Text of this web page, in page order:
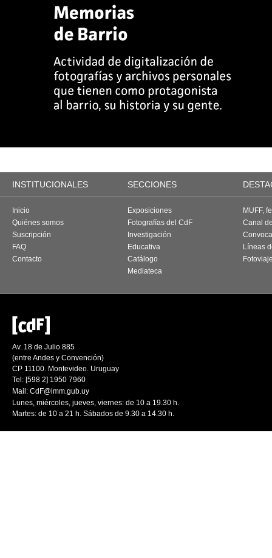
INSTITUCIONALES SECCIONES
Inicio
Quiénes somos
Suscripción
FAQ
Contacto
Exposiciones
Fotografías del CdF
Investigación
Educativa
Catálogo
Mediateca
MUFF,
Canal
Líneas
Av. 18 de Julio 885
(entre Andes y Convención)
CP 11100. Montevideo. Uruguay
Tel: [598 2] 1950 7960
Mail: CdF@imm.gub.uy
Lunes, miércoles, jueves, viernes: de 10 a 19.30 h.
Martes: de 10 a 21 h. Sábados de 9.30 a 14.30 h.